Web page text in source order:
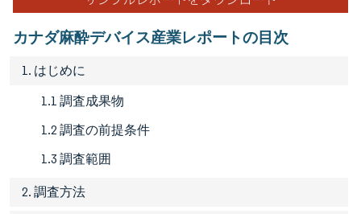
カナダ麻酔デバイス産業レポートの目次
1. はじめに
1.1 調査成果物
1.2 調査の前提条件
1.3 調査範囲
2. 調査方法